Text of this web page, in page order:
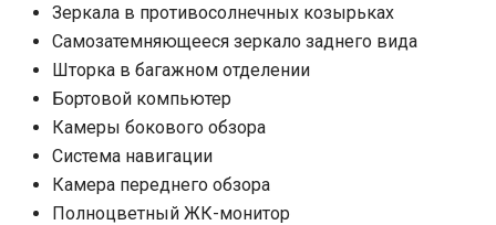
Зеркала в противосолнечных козырьках
Самозатемняющееся зеркало заднего вида
Шторка в багажном отделении
Бортовой компьютер
Камеры бокового обзора
Система навигации
Камера переднего обзора
Полноцветный ЖК-монитор